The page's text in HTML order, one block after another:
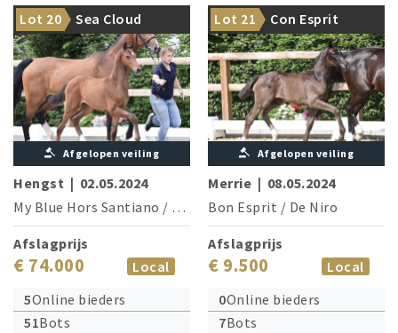
Lot 20 Sea Cloud
The dam is the sister of two
Grand Prix stars
Afgelopen veiling
Hengst | 02.05.2024
My Blue Hors Santiano / Krack C
Afslagprijs
€ 74.000
Local
5Online bieders
51Bots
Lot 21 Con Esprit
From the dam line: Star sire
Escamillo
Afgelopen veiling
Merrie | 08.05.2024
Bon Esprit / De Niro
Afslagprijs
€ 9.500
Local
0Online bieders
7Bots